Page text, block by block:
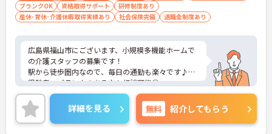
ブランクOK
資格取得サポート
研修制度あり
産休･育休･介護休暇取得実績あり
社会保険完備 退職金制度あり
広島県福山市にございます、小規模多機能ホームで
の介護スタッフの募集です！
駅から徒歩圏内なので、毎日の通勤も楽々です♪未
経験者、ブランクのある方も相談可能◎
ご興味ある方には、面接のポイントなど、さらに詳
細をお話致しますのでお気軽にご相談ください。
詳細を見る 無料 紹介してもらう